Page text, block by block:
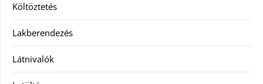
Költöztetés
Lakberendezés
Látnivalók